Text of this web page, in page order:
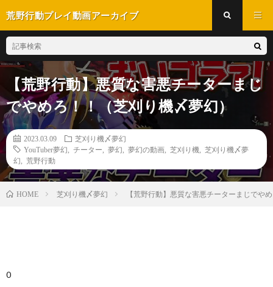
荒野行動プレイ動画アーカイブ
【荒野行動】悪質な害悪チーターまじ
でやめろ！！（芝刈り機〆夢幻）
2023.03.09
芝刈り機〆夢幻
YouTuber夢幻
チーター 夢幻 夢幻の動画 芝刈り機
芝刈り機〆夢
幻
荒野行動
HOME 芝刈り機〆夢幻 【荒野行動】悪質な害悪チーターまじでや
0